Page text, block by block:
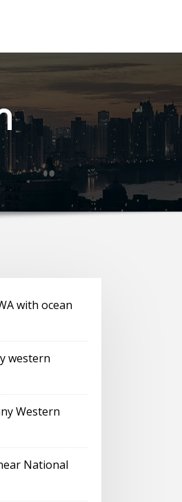
with ocean
western
Western
National